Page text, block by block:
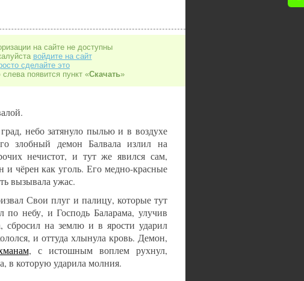
на сайте не доступны
войдите на сайт
сделайте это
появится пункт «Скачать»
небо затянуло пылью и в воздухе
злобный демон Балвала излил на
нечистот, и тут же явился сам,
чёрен как уголь. Его медно-красные
вызывала ужас.
Свои плуг и палицу, которые тут
небу, и Господь Баларама, улучив
сбросил на землю и в ярости ударил
и оттуда хлынула кровь. Демон,
, с истошным воплем рухнул,
в которую ударила молния.